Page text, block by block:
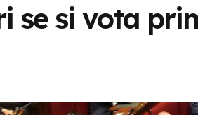
se si vota